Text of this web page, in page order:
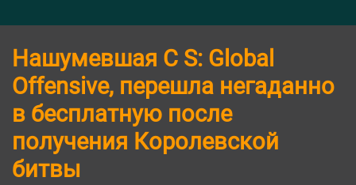
ММО
РПГ
СИМУЛЯТОРЫ
Нашумевшая C S: Global
Offensive, перешла негаданно
в бесплатную после
получения Королевской
битвы